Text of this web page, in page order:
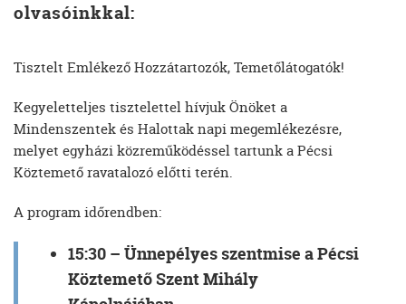
olvasóinkkal:
Tisztelt Emlékező Hozzátartozók, Temetőlátogatók!
Kegyeletteljes tisztelettel hívjuk Önöket a
Mindenszentek és Halottak napi megemlékezésre,
melyet egyházi közreműködéssel tartunk a Pécsi
Köztemető ravatalozó előtti terén.
A program időrendben:
15:30 – Ünnepélyes szentmise a Pécsi
Köztemető Szent Mihály